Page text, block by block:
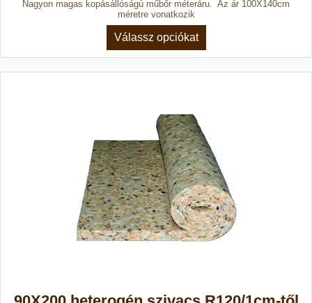
Nagyon magas kopásállóságú műbőr méteráru. Az ár 100X140cm
méretre vonatkozik
Válassz opciókat